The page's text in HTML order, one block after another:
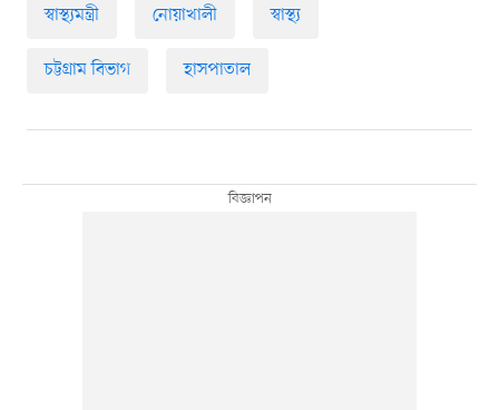
স্বাস্থ্যমন্ত্রী নোয়াখালী স্বাস্থ্য
চট্টগ্রাম বিভাগ হাসপাতাল